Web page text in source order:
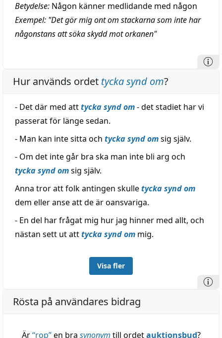
Betydelse: Någon känner medlidande med någon
Exempel: "Det gör mig ont om stackarna som inte har
någonstans att söka skydd mot orkanen"
Hur används ordet tycka synd om?
- Det där med atttycka synd om- det stadiet har vi
passerat för länge sedan.
- Man kan inte sitta och tycka synd omsig själv.
- Om det inte går bra ska man inte bli arg och
tycka synd omsig själv.
Anna tror att folk antingen skulletycka synd om
dem eller anse att de är oansvariga.
- En del har frågat mig hur jag hinner med allt, och
nästan sett ut atttycka synd om mig.
Visa fler
Rösta på användares bidrag
Är“rop”en bra synonym till ordetauktionsbud?